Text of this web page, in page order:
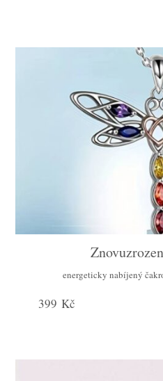
energeticky nabíjený
399 Kč